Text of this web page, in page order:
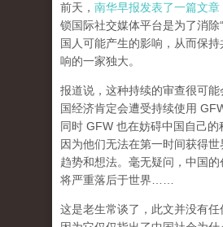
前天， 南华早报发表了一篇文章
锁国际社交媒体平台是为了消除
国人可能产生的影响，从而保
响的一家独大。
报道说，这种持续的审查很可能
国经济肯定会遭受持续使用
同时 GFW 也在妨碍中国自己的
因为他们无法在第一时间获得
趋势和想法。毫无疑问，中国
将严重落后于世界……
这是老生常谈了，此文并没有任